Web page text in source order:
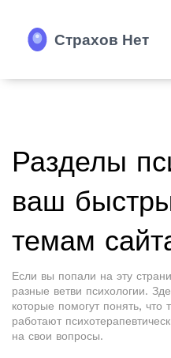
Разделы
ваш
темам
Если вы попали на эту
разные ветви психологии.
которые помогут понять, что
работают
на свои вопросы.